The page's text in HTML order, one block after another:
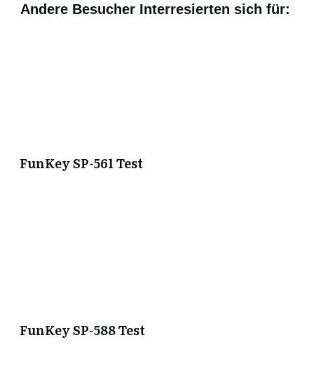
Andere Besucher Interresierten sich für:
FunKey SP-561 Test
FunKey SP-588 Test